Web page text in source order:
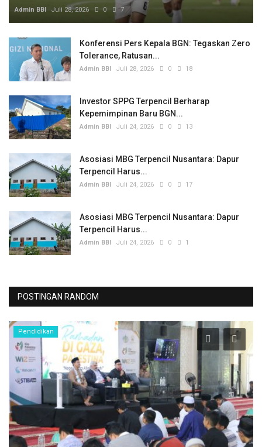
Admin BBI Juli 28, 2026 0 7
Konferensi Pers Kepala BGN: Tegaskan Zero
Tolerance, Ratusan...
Admin BBI Juli 28, 2026 0 18
Investor SPPG Terpencil Berharap
Kepemimpinan Baru BGN...
Admin BBI Juli 24, 2026 0 13
Asosiasi MBG Terpencil Nusantara: Dapur
Terpencil Harus...
Admin BBI Juli 24, 2026 0 17
Asosiasi MBG Terpencil Nusantara: Dapur
Terpencil Harus...
Admin BBI Juli 24, 2026 0 1
POSTINGAN RANDOM
Pendidikan